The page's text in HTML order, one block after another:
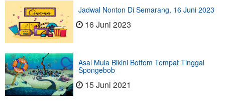
Jadwal Nonton Di Semarang, 16 Juni 2023
16 Juni 2023
Asal Mula Bikini Bottom Tempat Tinggal
Spongebob
15 Juni 2021